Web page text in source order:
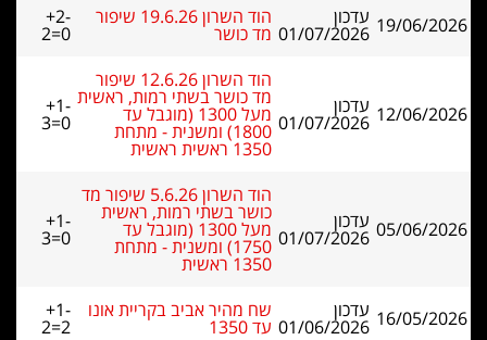
19/06/2026 עדכון
01/07/2026
הוד השרון 19.6.26 שיפור
מד כושר
+2-
2=0
12/06/2026 עדכון
01/07/2026
הוד השרון 12.6.26 שיפור
מד כושר בשתי רמות, ראשית
מעל 1300 (מוגבל עד
1800) ומשנית - מתחת
1350 ראשית ראשית
+1-
3=0
05/06/2026 עדכון
01/07/2026
הוד השרון 5.6.26 שיפור מד
כושר בשתי רמות, ראשית
מעל 1300 (מוגבל עד
1750) ומשנית - מתחת
1350 ראשית
+1-
3=0
16/05/2026 עדכון
01/06/2026
שח מהיר אביב בקריית אונו
עד 1350
+1-
2=2